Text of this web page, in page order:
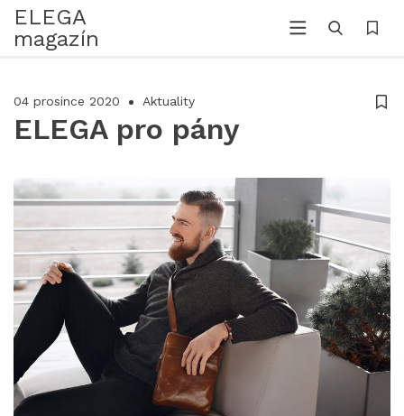
ELEGA
magazín
04 prosince 2020 Aktuality
ELEGA pro pány